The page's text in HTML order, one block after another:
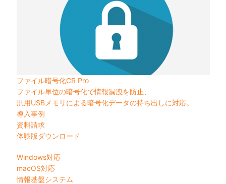
ファイル暗号化CR Pro
ファイル単位の暗号化で情報漏洩を防止、
汎用USBメモリによる暗号化データの持ち出しに対応。
導入事例
資料請求
体験版ダウンロード
Windows対応
macOS対応
情報基盤システム